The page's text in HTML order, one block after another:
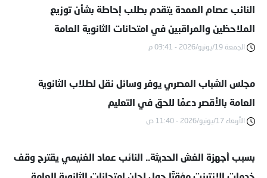
النائب عصام العمدة يتقدم بطلب إحاطة بشأن توزيع
الملاحظين والمراقبين في امتحانات الثانوية العامة
الجمعة 19/يونيو/2026 - 03:41 م
مجلس الشباب المصري يوفر وسائل نقل لطلاب الثانوية
العامة بالأقصر دعمًا للحق في التعليم
الأربعاء 17/يونيو/2026 - 11:40 ص
بسبب أجهزة الغش الحديثة.. النائب عماد الغنيمي يقترح وقف